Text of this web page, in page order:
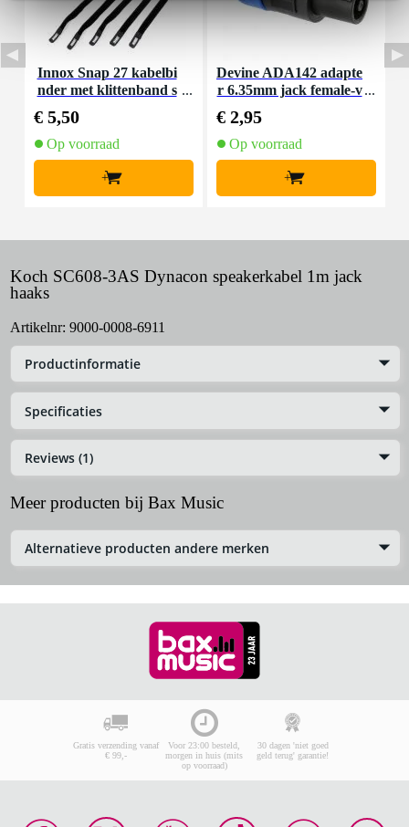
Innox Snap 27 kabelbi
nder met klittenband s
€ 5,50
Op voorraad
+
Devine ADA142 adapte
r 6.35mm jack female-v
ansluiting
€ 2,95
Op voorraad
+
Koch SC608-3AS Dynacon speakerkabel 1m jack
haaks
Artikelnr: 9000-0008-6911
Productinformatie
Specificaties
Reviews (1)
Meer producten bij Bax Music
Alternatieve producten andere merken
Gratis verzending vanaf
€ 99,-
Voor 23:00 besteld,
morgen in huis (mits
op voorraad)
30 dagen 'niet goed
geld terug' garantie!